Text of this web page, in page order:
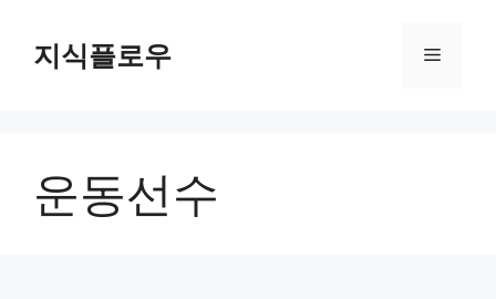
지식플로우 메
운동선수